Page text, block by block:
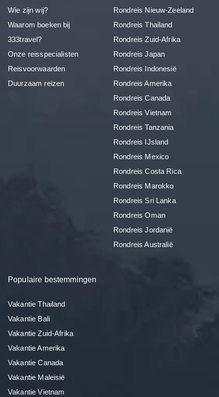
Wie zijn wij?
Waarom boeken bij
333travel?
Onze reisspecialisten
Reisvoorwaarden
Duurzaam reizen
Rondreis Nieuw-Zeeland
Rondreis Thailand
Rondreis Zuid-Afrika
Rondreis Japan
Rondreis Indonesië
Rondreis Amerika
Rondreis Canada
Rondreis Vietnam
Rondreis Tanzania
Rondreis IJsland
Rondreis Mexico
Rondreis Costa Rica
Rondreis Marokko
Rondreis Sri Lanka
Rondreis Oman
Rondreis Jordanië
Rondreis Australië
Populaire bestemmingen
Vakantie Thailand
Vakantie Bali
Vakantie Zuid-Afrika
Vakantie Amerika
Vakantie Canada
Vakantie Maleisië
Vakantie Vietnam